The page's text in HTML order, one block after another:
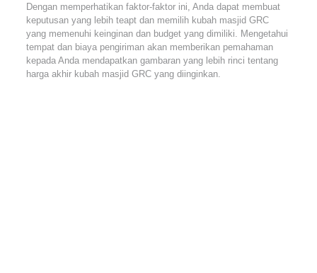
Dengan memperhatikan faktor-faktor ini, Anda dapat membuat
keputusan yang lebih teapt dan memilih kubah masjid GRC
yang memenuhi keinginan dan budget yang dimiliki. Mengetahui
tempat dan biaya pengiriman akan memberikan pemahaman
kepada Anda mendapatkan gambaran yang lebih rinci tentang
harga akhir kubah masjid GRC yang diinginkan.